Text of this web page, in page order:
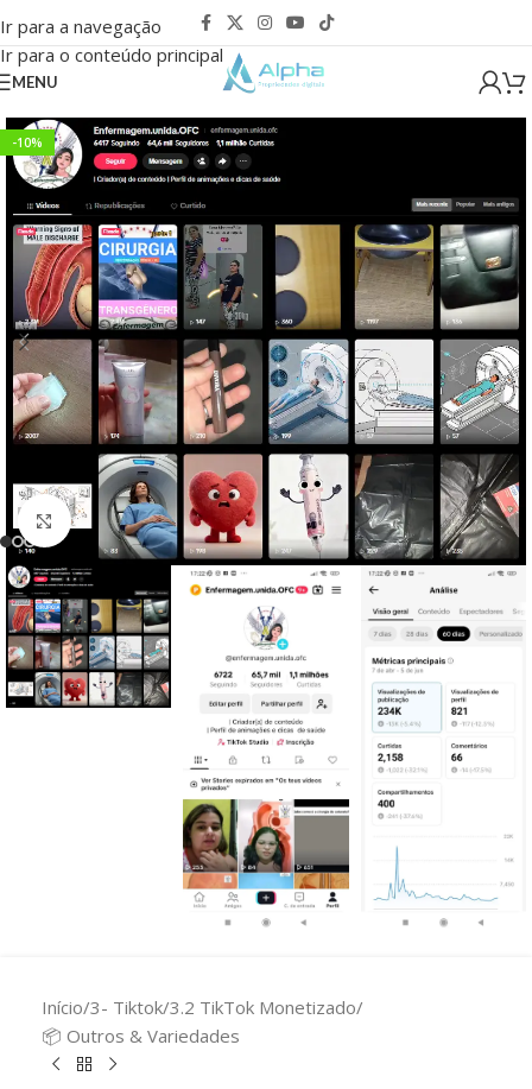
Ir para a navegação
Ir para o conteúdo principal
MENU
-10%
Clique para ampliar
Início/3- Tiktok/3.2 TikTok Monetizado/
📦 Outros & Variedades